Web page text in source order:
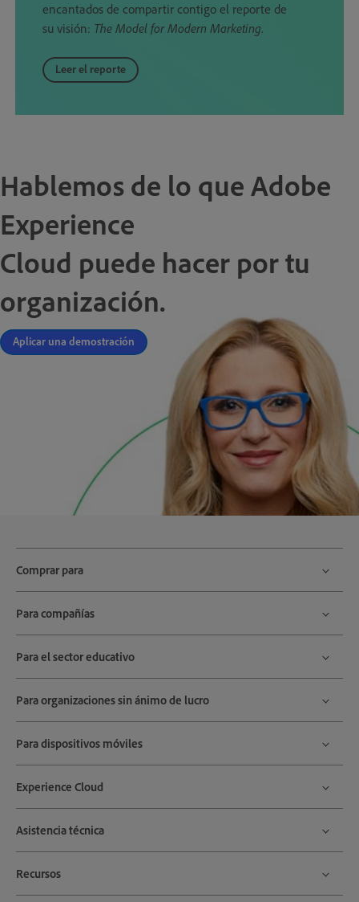
encantados de compartir contigo el reporte de
su visión: The Model for Modern Marketing.
Leer el reporte
Hablemos de lo que Adobe
Experience
Cloud puede hacer por tu
organización.
Aplicar una demostración
Comprar para
Para compañías
Para el sector educativo
Para organizaciones sin ánimo de lucro
Para dispositivos móviles
Experience Cloud
Asistencia técnica
Recursos